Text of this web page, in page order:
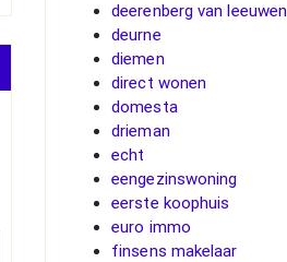
deerenberg van leeuwen
deurne
diemen
direct wonen
domesta
drieman
echt
eengezinswoning
eerste koophuis
euro immo
finsens makelaar